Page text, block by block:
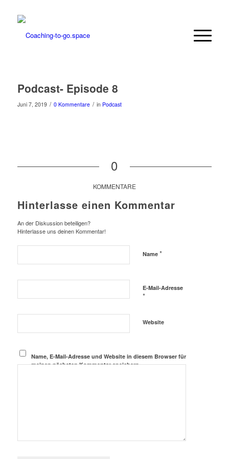
Podcast- Episode 8
Juni 7, 2019 / 0 Kommentare / in Podcast
0
KOMMENTARE
Hinterlasse einen Kommentar
An der Diskussion beteiligen?
Hinterlasse uns deinen Kommentar!
Name *
E-Mail-Adresse
*
Website
Name, E-Mail-Adresse und Website in diesem Browser für
meinen nächsten Kommentar speichern.